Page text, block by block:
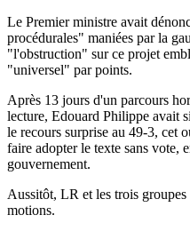
Le Premier ministre avait
procédurales" maniées par la
"l'obstruction" sur ce projet
"universel" par points.
Après 13 jours d'un parcours
lecture, Edouard Philippe avait
le recours surprise au 49-3, cet
faire adopter le texte sans vote,
gouvernement.
Aussitôt, LR et les trois groupes
motions.